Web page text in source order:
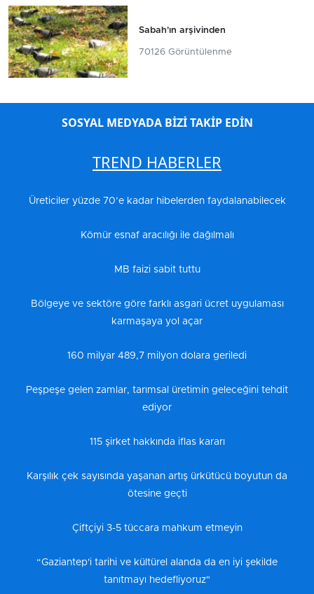
Sabah'ın arşivinden
70126 Görüntülenme
SOSYAL MEDYADA BİZİ TAKİP EDİN
TREND HABERLER
Üreticiler yüzde 70’e kadar hibelerden faydalanabilecek
Kömür esnaf aracılığı ile dağılmalı
MB faizi sabit tuttu
Bölgeye ve sektöre göre farklı asgari ücret uygulaması
karmaşaya yol açar
160 milyar 489,7 milyon dolara geriledi
Peşpeşe gelen zamlar, tarımsal üretimin geleceğini tehdit
ediyor
115 şirket hakkında iflas kararı
Karşılık çek sayısında yaşanan artış ürkütücü boyutun da
ötesine geçti
Çiftçiyi 3-5 tüccara mahkum etmeyin
“Gaziantep'i tarihi ve kültürel alanda da en iyi şekilde
tanıtmayı hedefliyoruz"